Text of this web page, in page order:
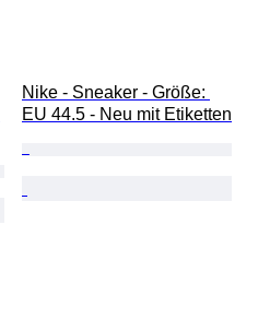
Nike - Sneaker - Größe:
EU 44.5 - Neu mit Etiketten